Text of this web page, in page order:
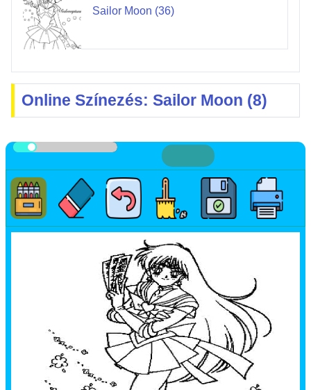
Sailor Moon (36)
Online Színezés: Sailor Moon (8)